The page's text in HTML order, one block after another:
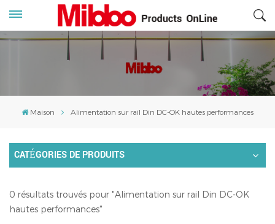
Maison Alimentation sur rail Din DC-OK hautes performances
CATÉGORIES DE PRODUITS
0 résultats trouvés pour "Alimentation sur rail Din DC-OK
hautes performances"